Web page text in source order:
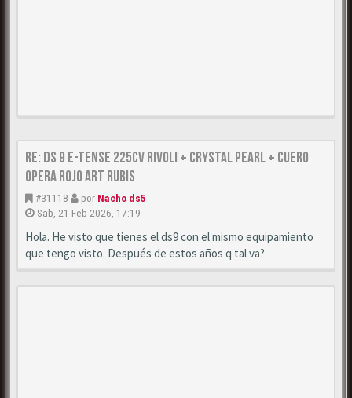
Re: DS 9 E-Tense 225cv Rivoli + Crystal Pearl + Cuero
Opera Rojo Art Rubis
#31118 por Nacho ds5
Sab, 21 Feb 2026, 17:19
Hola. He visto que tienes el ds9 con el mismo equipamiento
que tengo visto. Después de estos años q tal va?